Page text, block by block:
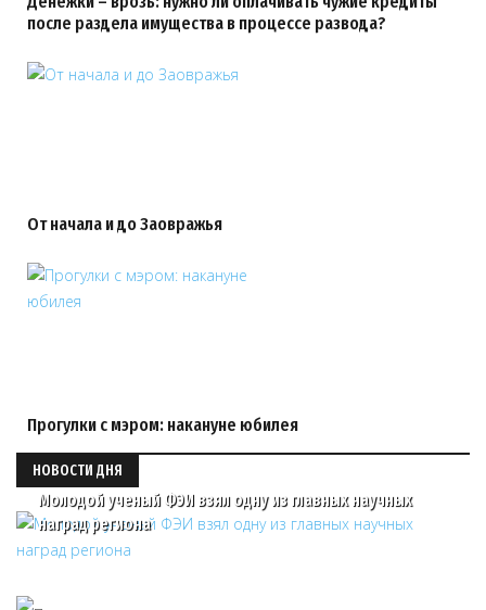
после раздела имущества в процессе развода?
От начала и до Заовражья
Прогулки с мэром: накануне юбилея
НОВОСТИ ДНЯ
Молодой ученый ФЭИ взял одну из главных научных
наград региона